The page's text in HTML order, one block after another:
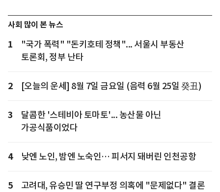
사회 많이 본 뉴스
1
"국가 폭력" "돈키호테 정책"... 서울시 부동산
토론회, 정부 난타
2 [오늘의 운세] 8월 7일 금요일 (음력 6월 25일 癸丑)
3
달콤한 '스테비아 토마토'... 농산물 아닌
가공식품이었다
4 낮엔 노인, 밤엔 노숙인… 피서지 돼버린 인천공항
5 고려대, 유승민 딸 연구부정 의혹에 "문제없다" 결론